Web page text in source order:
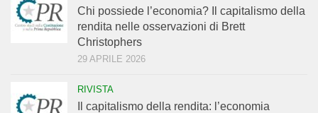
Chi possiede l’economia? Il capitalismo della
rendita nelle osservazioni di Brett
Christophers
29 APRILE 2026
RIVISTA
Il capitalismo della rendita: l’economia